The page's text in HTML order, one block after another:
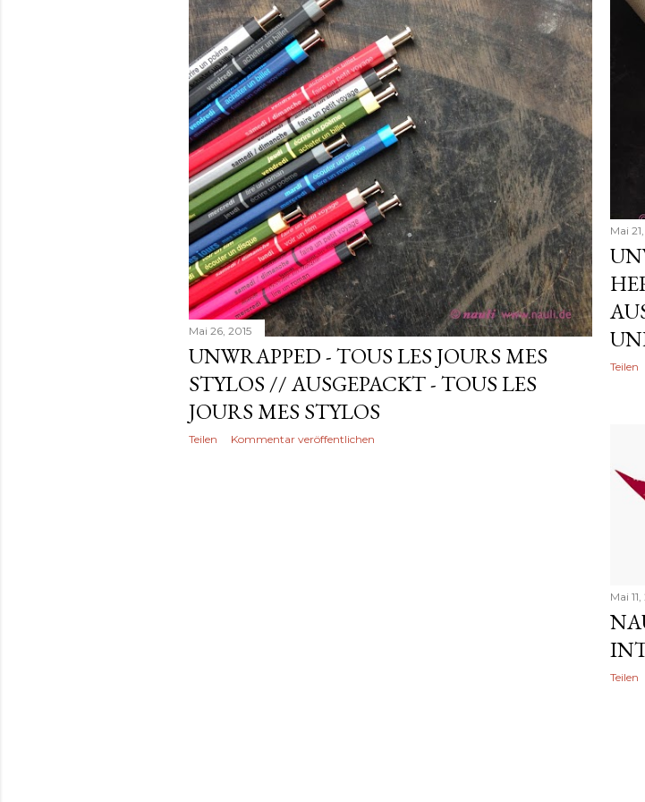
s
Mai 26, 2015
UNWRAPPED - TOUS LES JOURS MES
STYLOS // AUSGEPACKT - TOUS LES
JOURS MES STYLOS
Teilen Kommentar veröffentlichen
Mai
Teilen
Mai
Teilen